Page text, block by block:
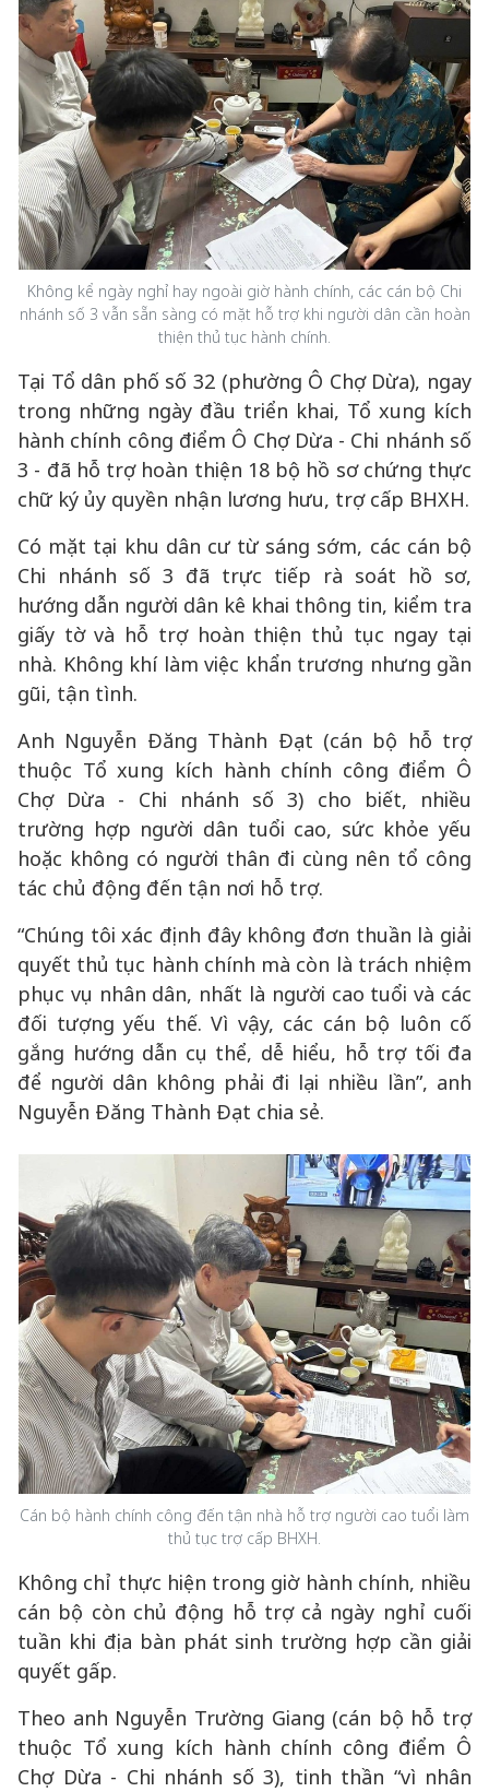
Không kể ngày nghỉ hay ngoài giờ hành chính, các cán bộ Chi
nhánh số 3 vẫn sẵn sàng có mặt hỗ trợ khi người dân cần hoàn
thiện thủ tục hành chính.
Tại Tổ dân phố số 32 (phường Ô Chợ Dừa), ngay
trong những ngày đầu triển khai, Tổ xung kích
hành chính công điểm Ô Chợ Dừa - Chi nhánh số
3 - đã hỗ trợ hoàn thiện 18 bộ hồ sơ chứng thực
chữ ký ủy quyền nhận lương hưu, trợ cấp BHXH.
Có mặt tại khu dân cư từ sáng sớm, các cán bộ
Chi nhánh số 3 đã trực tiếp rà soát hồ sơ,
hướng dẫn người dân kê khai thông tin, kiểm tra
giấy tờ và hỗ trợ hoàn thiện thủ tục ngay tại
nhà. Không khí làm việc khẩn trương nhưng gần
gũi, tận tình.
Anh Nguyễn Đăng Thành Đạt (cán bộ hỗ trợ
thuộc Tổ xung kích hành chính công điểm Ô
Chợ Dừa - Chi nhánh số 3) cho biết, nhiều
trường hợp người dân tuổi cao, sức khỏe yếu
hoặc không có người thân đi cùng nên tổ công
tác chủ động đến tận nơi hỗ trợ.
“Chúng tôi xác định đây không đơn thuần là giải
quyết thủ tục hành chính mà còn là trách nhiệm
phục vụ nhân dân, nhất là người cao tuổi và các
đối tượng yếu thế. Vì vậy, các cán bộ luôn cố
gắng hướng dẫn cụ thể, dễ hiểu, hỗ trợ tối đa
để người dân không phải đi lại nhiều lần”, anh
Nguyễn Đăng Thành Đạt chia sẻ.
Cán bộ hành chính công đến tận nhà hỗ trợ người cao tuổi làm
thủ tục trợ cấp BHXH.
Không chỉ thực hiện trong giờ hành chính, nhiều
cán bộ còn chủ động hỗ trợ cả ngày nghỉ cuối
tuần khi địa bàn phát sinh trường hợp cần giải
quyết gấp.
Theo anh Nguyễn Trường Giang (cán bộ hỗ trợ
thuộc Tổ xung kích hành chính công điểm Ô
Chợ Dừa - Chi nhánh số 3), tinh thần “vì nhân